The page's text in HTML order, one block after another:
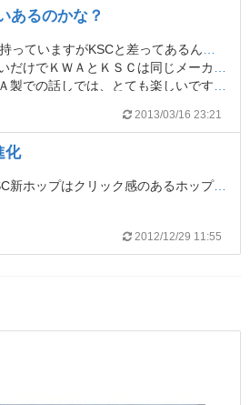
あるのかな？
けでＫＷＡとＫＳＣは同じメーカー？
ますし、球スジもきれいです。50連のマガを4本も持っていれば電動とも十分に渡り合えます。難点といえばホップ調整に付属の専用工具がないと出来ない点、また、調整しづらいところです。まあ、一度合わせてしまえばＢＢ弾の重さを変えない限り必要無いっちゃ無いんですが。
2013/03/16 23:21
化
今までのKSC新ホップはクリック感のあるホップ調整でしたが、クリスはクリック感がありませんでした。ということは、微妙なホップ調整ができるということになりますね！
2012/12/29 11:55